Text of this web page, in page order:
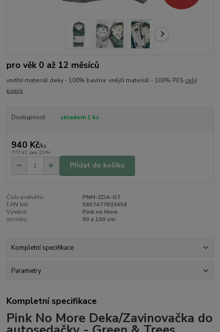
pro věk 0 až 12 měsíců
vnitřní materiál deky - 100% bavlna; vnější materiál - 100% PES celý
popis
Dostupnost skladem 1 ks
940 Kč/ks
777 Kč bez DPH
Přidat do košíku
Číslo produktu:
PNM-ZDA-GT
EAN kód:
5907477633456
Výrobce:
Pink no More
rozměry:
90 x 100 cm
Kompletní specifikace
Parametry
Kompletní specifikace
Pink No More Deka/Zavinovačka do